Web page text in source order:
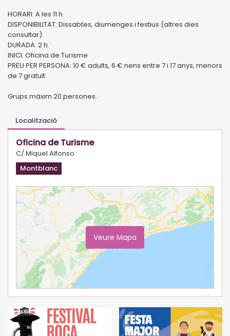
HORARI: A les 11 h.
DISPONIBILITAT: Dissabtes, diumenges i festius (altres dies
consultar).
DURADA: 2 h.
INICI: Oficina de Turisme
PREU PER PERSONA: 10 € adults, 6 € nens entre 7 i 17 anys, menors
de 7 gratuït
Grups màxim 20 persones.
Localització
Oficina de Turisme
C/ Miquel Alfonso
Montblanc
Veure Mapa